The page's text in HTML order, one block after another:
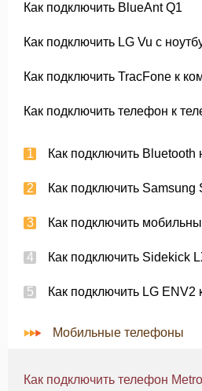
Как подключить BlueAnt Q1
Как подключить LG Vu с
Как подключить TracFone к
Как подключить телефон к
Как подключить Bluetooth
Как подключить
Как подключить LG ENV2
Мобильные телефоны
Как подключить телефон Metro